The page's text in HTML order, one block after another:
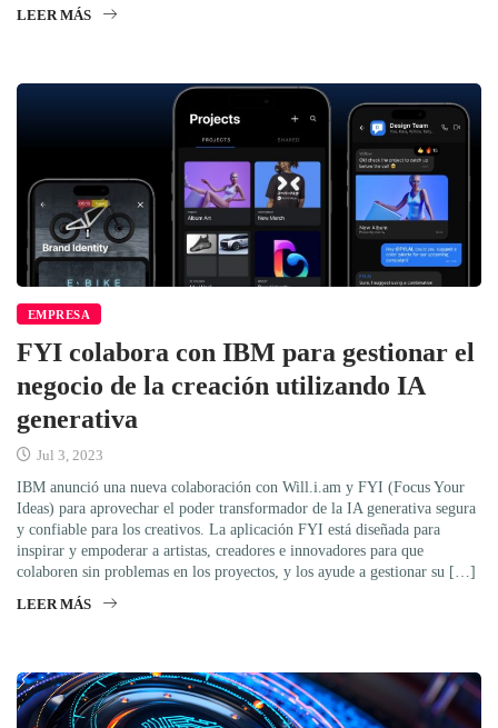
LEER MÁS
EMPRESA
FYI colabora con IBM para gestionar el
negocio de la creación utilizando IA
generativa
Jul 3, 2023
IBM anunció una nueva colaboración con Will.i.am y FYI (Focus Your
Ideas) para aprovechar el poder transformador de la IA generativa segura
y confiable para los creativos. La aplicación FYI está diseñada para
inspirar y empoderar a artistas, creadores e innovadores para que
colaboren sin problemas en los proyectos, y los ayude a gestionar su […]
LEER MÁS